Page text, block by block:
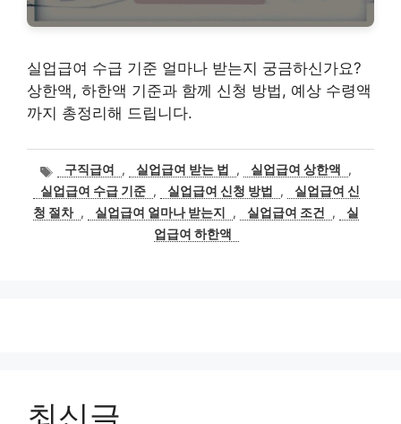
실업급여 수급 기준 얼마나 받는지 궁금하신가요?
상한액, 하한액 기준과 함께 신청 방법, 예상 수령액
까지 총정리해 드립니다.
태
그
구직급여 , 실업급여 받는 법 , 실업급여 상한액
,
실업급여 수급 기준 , 실업급여 신청 방법 ,
실업급여 신
청 절차 , 실업급여 얼마나 받는지 , 실업급여 조건 ,
실
업급여 하한액
최신글